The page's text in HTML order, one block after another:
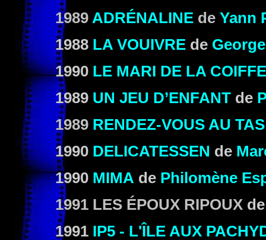
1989 ADRÉNALINE de Yann
1988 LA VOUIVRE de
1990 LE MARI DE LA
1989 UN JEU D’ENFANT de
1989 RENDEZ-VOUS AU
1990 DELICATESSEN de
1990 MIMA de Philomène
1991 LES ÉPOUX RIPOUX
1991 IP5 - L'ÎLE AUX